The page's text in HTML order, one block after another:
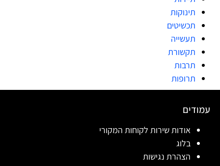
תינוקות
תכשיטים
תעשייה
תקשורת
תרבות
תרופות
עמודים
אודות שירות לקוחות המקורי
בלוג
הצהרת נגישות